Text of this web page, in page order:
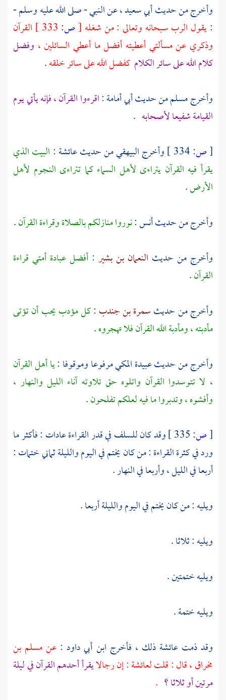
وأخرج من حديثأبي سعيد، عن النبي - صلى الله عليه وسلم -
:يقول الرب سبحانه وتعالى : من شغله [ص:
القرآن
وذكري عن مسألتي أعطيته أفضل ما أعطي السائلين ، وفضل
كلام الله على سائر الكلام كفضل الله على سائر خلقه.
وأخرجمسلممن حديثأبي أمامة:اقرءوا القرآن ، فإنه يأتي يوم
القيامة شفيعا لأصحابه .
[ص: وأخرجالبيهقيمن حديثعائشة : البيت الذي
يقرأ فيه القرآن يتراءى لأهل السماء كما تتراءى النجوم لأهل
الأرض.
وأخرج من حديثأنس:نوروا منازلكم بالصلاة وقراءة القرآن.
وأخرج من حديث النعمان بن بشير : أفضل عبادة أمتي قراءة
القرآن.
وأخرج من حديثسمرة بن جندب :كل مؤدب يحب أن تؤتى
مأدبته ، ومأدبة الله القرآن فلا تهجروه.
وأخرج من حديثعبيدة المكيمرفوعا وموقوفا :يا أهل القرآن
، لا تتوسدوا القرآن واتلوه حق تلاوته آناء الليل والنهار ،
وأفشوه ، وتدبروا ما فيه لعلكم تفلحون.
[ص:
وقد كان للسلف في قدر القراءة عادات : فأكثر ما
ورد في كثرة القراءة : من كان يختم في اليوم والليلة ثماني ختمات :
أربعا في الليل ، وأربعا في النهار .
ويليه : من كان يختم في اليوم والليلة أربعا .
ويليه : ثلاثا .
ويليه ختمتين .
ويليه ختمة .
وقد ذمتعائشةذلك ، فأخرج ابن أبي داود : عنمسلم بن
مخراق، قال : قلتلعائشة: إن رجالايقرأ أحدهم القرآن في ليلة
مرتين أو ثلاثا ؟ .